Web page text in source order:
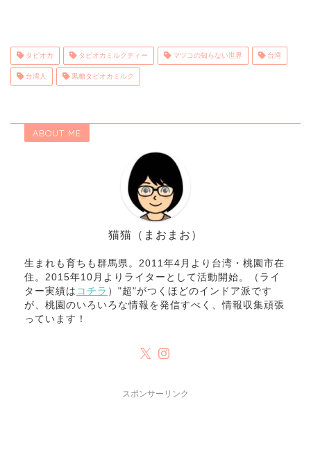
タピオカ タピオカミルクティー マツコの知らない世界 台湾
台湾人 黒糖タピオカミルク
ABOUT ME
猫猫（まおまお）
生まれも育ちも群馬県。2011年4月より台湾・桃園市在
住。2015年10月よりライターとして活動開始。（ライ
ター実績は コチラ ）"超"がつくほどのインドア派です
が、桃園のいろいろな情報を発信すべく、情報収集頑張
っています！
スポンサーリンク